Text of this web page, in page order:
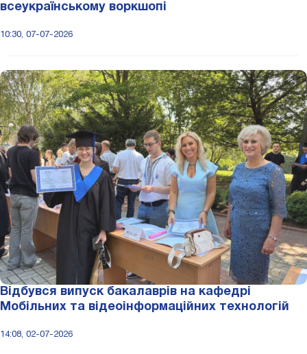
всеукраїнському воркшопі
10:30, 07-07-2026
Відбувся випуск бакалаврів на кафедрі
Мобільних та відеоінформаційних технологій
14:08, 02-07-2026